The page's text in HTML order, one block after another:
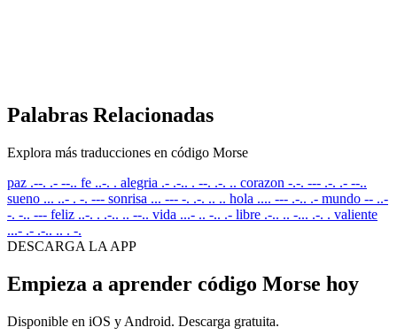
Palabras Relacionadas
Explora más traducciones en código Morse
paz .--. .- --.. fe ..-. . alegria .- .-.. . --. .-. .. corazon -.-. --- .-. .- --..
sueno ... ..- . -. --- sonrisa ... --- -. .-. .. .. hola .... --- .-.. .- mundo -- ..-
-. -.. --- feliz ..-. . .-.. .. --.. vida ...- .. -.. .- libre .-.. .. -... .-. . valiente
...- .- .-.. .. . -.
DESCARGA LA APP
Empieza a aprender código Morse hoy
Disponible en iOS y Android. Descarga gratuita.